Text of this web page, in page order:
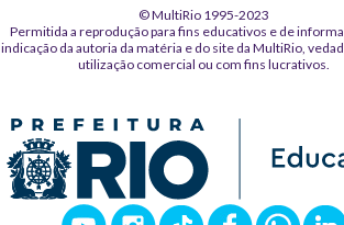
© MultiRio 1995-2023
Permitida a reprodução para fins educativos e de
indicação da autoria da matéria e do site da MultiRio,
utilização comercial ou com fins lucrativos.